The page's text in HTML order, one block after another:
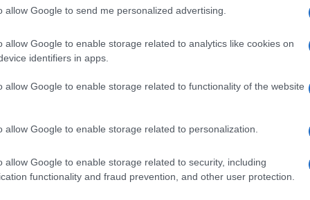
allow Google to send me personalized advertising.
allow Google to enable storage related to analytics like cookies on
identifiers in apps.
allow Google to enable storage related to functionality of the website
allow Google to enable storage related to personalization.
allow Google to enable storage related to security, including
functionality and fraud prevention, and other user protection.
+ Esporta iCal